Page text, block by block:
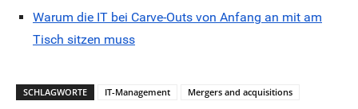
Warum die IT bei Carve-Outs von Anfang an mit am
Tisch sitzen muss
SCHLAGWORTE IT-Management Mergers and acquisitions